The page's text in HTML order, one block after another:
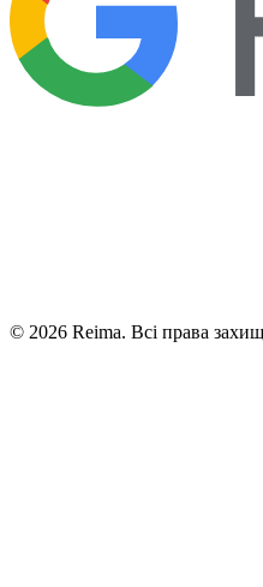
© 2026 Reima. Всі права